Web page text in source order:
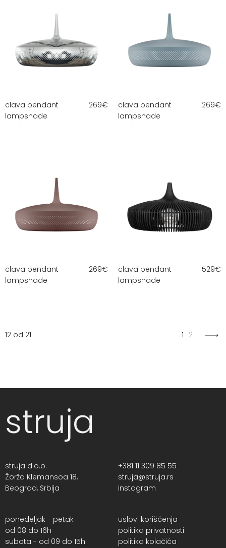
clava pendant
lampshade
269€
clava pendant
lampshade
269€
clava pendant
lampshade
269€
clava pendant
lampshade
529€
12 od 21 1 2
struja
struja d.o.o.
Žorža Klemansoa 18,
Beograd, Srbija
+381 11 309 85 55
struja@struja.rs
instagram
ponedeljak - petak
od 08 do 16h
subota - od 09 do 15h
uslovi korišćenja
politika privatnosti
politika kolačića